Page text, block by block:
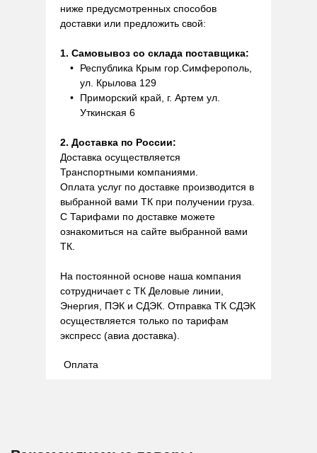
ниже предусмотренных способов
доставки или предложить свой:
1. Самовывоз со склада поставщика:
Республика Крым гор.Симферополь,
ул. Крылова 129
Приморский край, г. Артем ул.
Уткинская 6
2. Доставка по России:
Доставка осуществляется
Транспортными компаниями.
Оплата услуг по доставке производится в
выбранной вами ТК при получении груза.
С Тарифами по доставке можете
ознакомиться на сайте выбранной вами
ТК.
На постоянной основе наша компания
сотрудничает с ТК Деловые линии,
Энергия, ПЭК и СДЭК. Отправка ТК СДЭК
осуществляется только по тарифам
экспресс (авиа доставка).
Оплата